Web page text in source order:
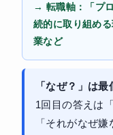
→ 転職軸：「プ
続的に取り組め
業など
「なぜ？」は最
1回目の答えは
「それがなぜ